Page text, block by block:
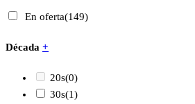
En oferta(149)
Década +
20s(0)
30s(1)